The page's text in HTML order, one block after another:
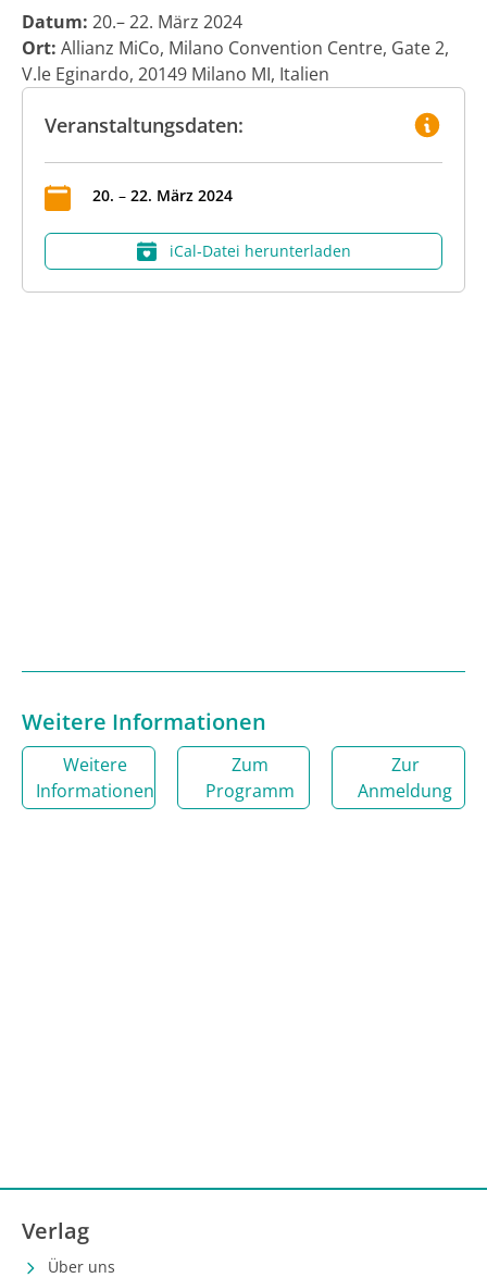
Veranstaltungsdaten:
20. – 22. März 2024
iCal‑Datei herunterladen
Datum: 20.– 22. März 2024
Ort: Allianz MiCo, Milano Convention Centre, Gate 2,
V.le Eginardo, 20149 Milano MI, Italien
Weitere Informationen
Weitere
Informationen
Zum
Programm
Zur
Anmeldung
Verlag
Über uns